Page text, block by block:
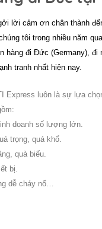
lời cảm ơn chân thành
tôi trong nhiều năm
hàng đi Đức (Germany) ,
tranh nhất hiện nay.
Express luôn là sự lựa
doanh số lượng lớn.
trọng, quá khổ.
quà biếu.
bị.
dễ cháy nổ…